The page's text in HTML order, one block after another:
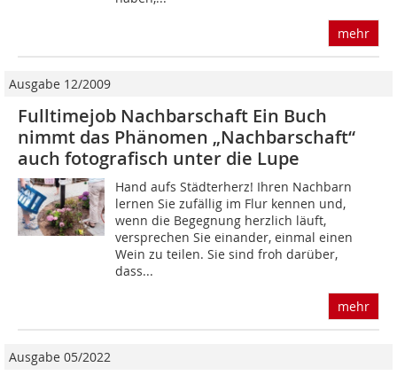
mehr
Ausgabe 12/2009
Fulltimejob Nachbarschaft Ein Buch
nimmt das Phänomen „Nachbarschaft“
auch fotografisch unter die Lupe
Hand aufs Städterherz! Ihren Nachbarn
lernen Sie zufällig im Flur kennen und,
wenn die Begegnung herzlich läuft,
versprechen Sie einander, einmal einen
Wein zu teilen. Sie sind froh darüber,
dass...
mehr
Ausgabe 05/2022